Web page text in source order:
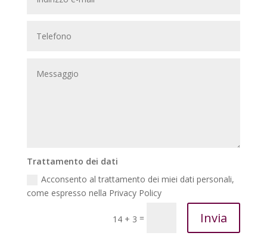
Trattamento dei dati
Acconsento al trattamento dei miei dati personali,
come espresso nella Privacy Policy
14 + 3 = Invia